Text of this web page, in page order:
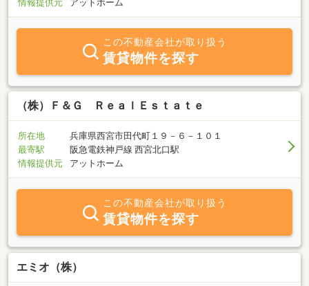
情報提供元 アットホーム
この不動産会社が取り扱う
賃貸物件を探す
（株）Ｆ＆Ｇ ＲｅａｌＥｓｔａｔｅ
所在地
兵庫県西宮市田代町１９－６－１０１
最寄駅
阪急電鉄神戸線 西宮北口駅
情報提供元
アットホーム
この不動産会社が取り扱う
賃貸物件を探す
エミオ（株）